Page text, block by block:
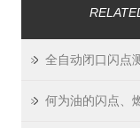
全自动闭口闪点
何为油的闪点、